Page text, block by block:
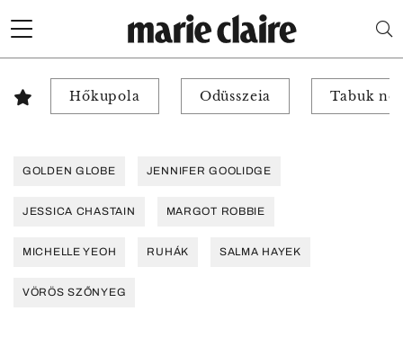
Hőkupola Odüsszeia Tabuk
GOLDEN GLOBE JENNIFER GOOLIDGE
JESSICA CHASTAIN MARGOT ROBBIE
MICHELLE YEOH RUHÁK SALMA HAYEK
VÖRÖS SZŐNYEG